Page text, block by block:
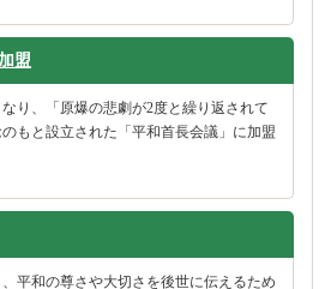
盟
り、「原爆の悲劇が2度と繰り返されて
もと設立された「平和首長会議」に加盟
平和の尊さや大切さを後世に伝えるため